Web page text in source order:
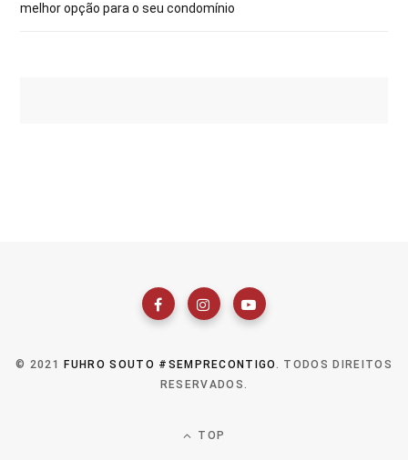
melhor opção para o seu condomínio
© 2021 FUHRO SOUTO #SEMPRECONTIGO. TODOS DIREITOS
RESERVADOS.
TOP